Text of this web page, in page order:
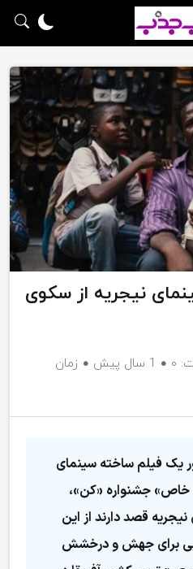
نیجریه از سکوی
۰ 1 سال پیش
زمان
یک فیلم ساخته سینمای
خاص» جشنواره «کن»،
قصد دارند از این
برای جهش و درخشش